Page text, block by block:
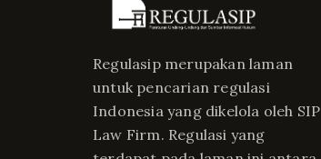
Regulasip merupakan laman
untuk pencarian regulasi
Indonesia yang dikelola oleh SIP
Law Firm. Regulasi yang